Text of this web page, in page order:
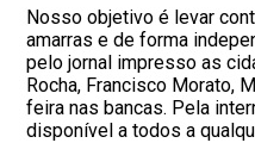
Nosso objetivo é levar
amarras e de forma
pelo jornal impresso as
Rocha, Francisco Morato,
feira nas bancas. Pela
disponível a todos a